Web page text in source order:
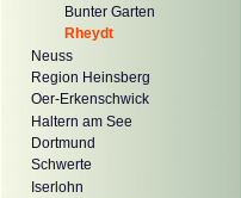
Bunter Garten
Rheydt
Neuss
Region Heinsberg
Oer-Erkenschwick
Haltern am See
Dortmund
Schwerte
Iserlohn